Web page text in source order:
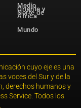
Medio
Oriente y
Norte de
África
Mundo
cuyo eje es una
voces del Sur y de la
derechos humanos y
Service. Todos los